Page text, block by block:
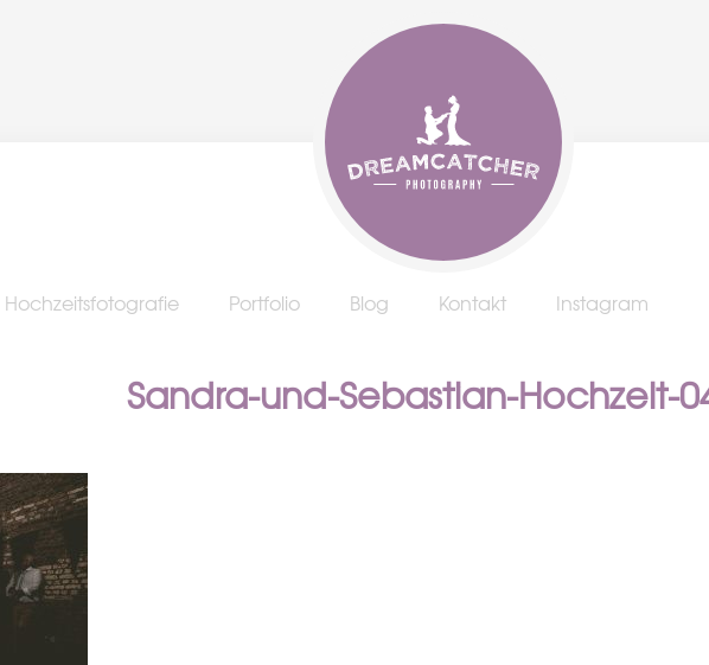
Hochzeitsfotografie Portfolio Blog Kontakt Instagram
Sandra-und-Sebastian-Hochzeit-